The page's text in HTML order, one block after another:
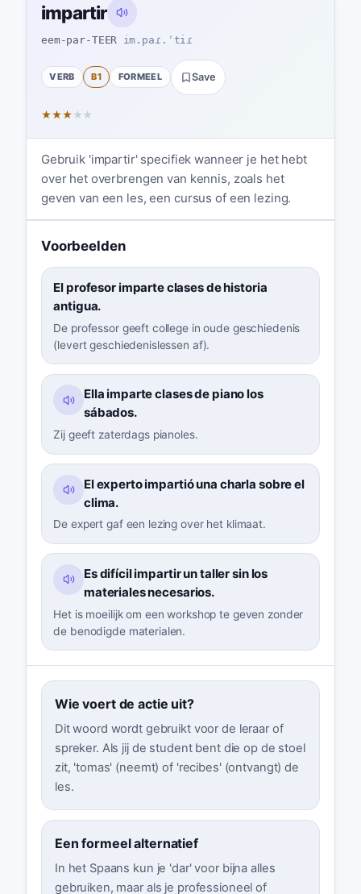
impartir
eem-par-TEER im.paɾ.ˈtiɾ
VERB B1 FORMEEL Save
★★★ ★ ★
Gebruik 'impartir' specifiek wanneer je het hebt
over het overbrengen van kennis, zoals het
geven van een les, een cursus of een lezing.
Voorbeelden
El profesor imparte clases de historia
antigua.
De professor geeft college in oude geschiedenis
(levert geschiedenislessen af).
Ella imparte clases de piano los
sábados.
Zij geeft zaterdags pianoles.
El experto impartió una charla sobre el
clima.
De expert gaf een lezing over het klimaat.
Es difícil impartir un taller sin los
materiales necesarios.
Het is moeilijk om een workshop te geven zonder
de benodigde materialen.
Wie voert de actie uit?
Dit woord wordt gebruikt voor de leraar of
spreker. Als jij de student bent die op de stoel
zit, 'tomas' (neemt) of 'recibes' (ontvangt) de
les.
Een formeel alternatief
In het Spaans kun je 'dar' voor bijna alles
gebruiken, maar als je professioneel of